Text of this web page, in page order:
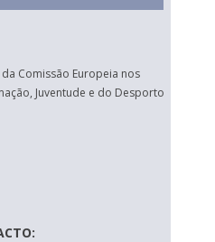
Comissão Europeia nos
Juventude e do Desporto